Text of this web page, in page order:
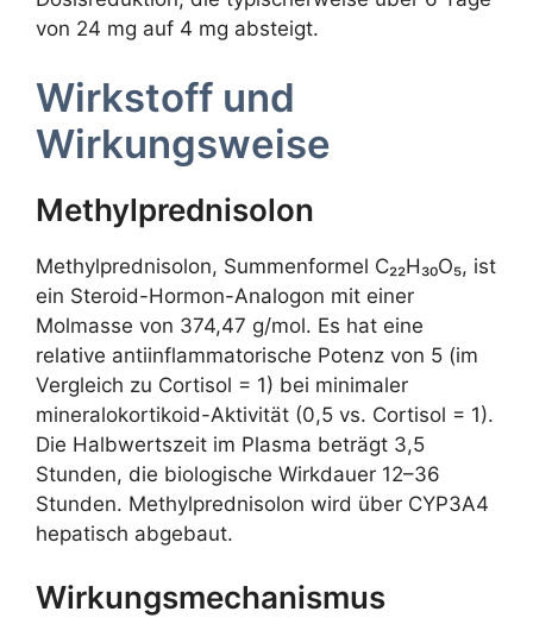
von 24 mg auf 4 mg absteigt.
Wirkstoff und
Wirkungsweise
Methylprednisolon
Methylprednisolon, Summenformel C₂₂H₃₀O₅, ist
ein Steroid-Hormon-Analogon mit einer
Molmasse von 374,47 g/mol. Es hat eine
relative antiinflammatorische Potenz von 5 (im
Vergleich zu Cortisol = 1) bei minimaler
mineralokortikoid-Aktivität (0,5 vs. Cortisol = 1).
Die Halbwertszeit im Plasma beträgt 3,5
Stunden, die biologische Wirkdauer 12–36
Stunden. Methylprednisolon wird über CYP3A4
hepatisch abgebaut.
Wirkungsmechanismus